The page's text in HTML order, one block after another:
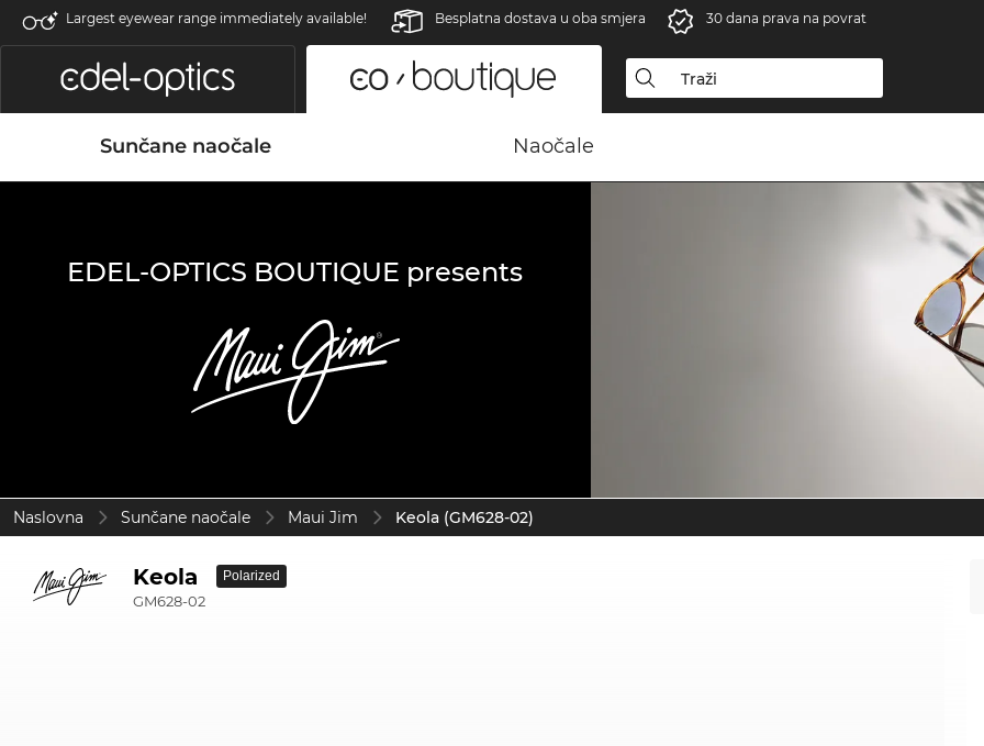
Largest eyewear range immediately available! Besplatna dostava u oba smjera 30 dana prava na povrat
Sunčane naočale Naočale
EDEL-OPTICS BOUTIQUE presents
Naslovna Sunčane naočale Maui Jim Keola (GM628-02)
Keola
GM628-02
Polarized